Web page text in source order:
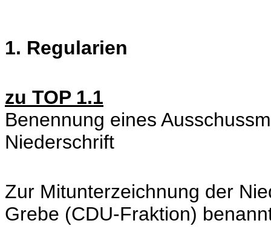
1. Regularien
zu TOP 1.1
Benennung eines
Niederschrift
Zur Mitunterzeichnung der
Grebe (CDU-Fraktion)